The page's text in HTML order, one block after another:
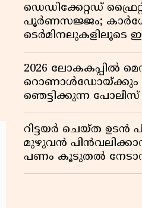
ഡെഡിക്കേറ്റഡ്
പൂർണസജ്ജം;
ടെർമിനലുകളിലൂടെ
റെയിൽവേയുടെ
വൻ കുതിപ്പ്
2026 ലോകകപ്പിൽ
റൊണാൾഡോയ്ക്കും
ഞെട്ടിക്കുന്ന
പുറത്ത്
റിട്ടയർ ചെയ്ത
മുഴുവൻ
പണം കൂടുതൽ
ഒയുടെ നിയമം